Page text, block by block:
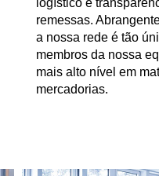
logístico e
remessas.
a nossa rede é tão
membros da nossa
mais alto nível em
mercadorias.